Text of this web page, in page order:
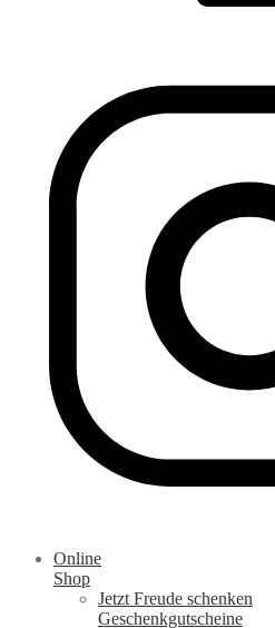
Online
Shop
Jetzt Freude schenken
Geschenkgutscheine